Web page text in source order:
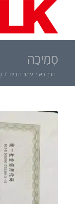
סְמִיכָה
הנך כאן: עמוד הבית /